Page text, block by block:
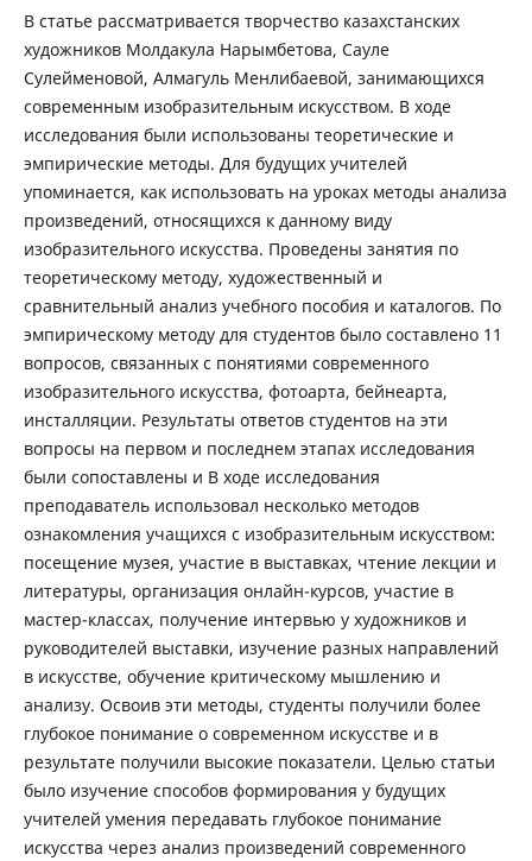
В статье рассматривается творчество казахстанских
художников Молдакула Нарымбетова, Сауле
Сулейменовой, Алмагуль Менлибаевой, занимающихся
современным изобразительным искусством. В ходе
исследования были использованы теоретические и
эмпирические методы. Для будущих учителей
упоминается, как использовать на уроках методы анализа
произведений, относящихся к данному виду
изобразительного искусства. Проведены занятия по
теоретическому методу, художественный и
сравнительный анализ учебного пособия и каталогов. По
эмпирическому методу для студентов было составлено 11
вопросов, связанных с понятиями современного
изобразительного искусства, фотоарта, бейнеарта,
инсталляции. Результаты ответов студентов на эти
вопросы на первом и последнем этапах исследования
были сопоставлены и В ходе исследования
преподаватель использовал несколько методов
ознакомления учащихся с изобразительным искусством:
посещение музея, участие в выставках, чтение лекции и
литературы, организация онлайн-курсов, участие в
мастер-классах, получение интервью у художников и
руководителей выставки, изучение разных направлений
в искусстве, обучение критическому мышлению и
анализу. Освоив эти методы, студенты получили более
глубокое понимание о современном искусстве и в
результате получили высокие показатели. Целью статьи
было изучение способов формирования у будущих
учителей умения передавать глубокое понимание
искусства через анализ произведений современного